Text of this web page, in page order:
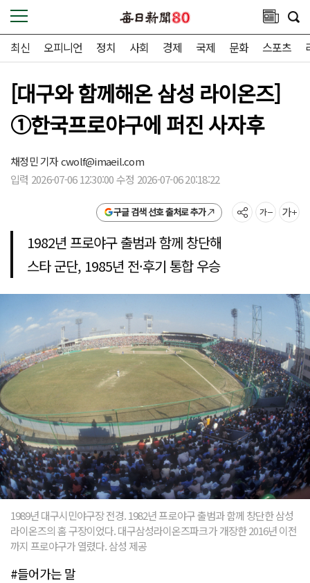
최신 오피니언 정치 사회 경제 국제 문화 스포츠
[대구와 함께해온 삼성 라이온즈]
①한국프로야구에 퍼진 사자후
채정민 기자cwolf@imaeil.com
입력 2026-07-06 12:30:00 수정 2026-07-06 20:18:22
구글 검색 선호 출처로 추가
1982년 프로야구 출범과 함께 창단해
스타 군단, 1985년 전·후기 통합 우승
1989년 대구시민야구장 전경. 1982년 프로야구 출범과 함께 창단한 삼성
라이온즈의 홈 구장이었다. 대구삼성라이온즈파크가 개장한 2016년 이전
까지 프로야구가 열렸다. 삼성 제공
#들어가는 말